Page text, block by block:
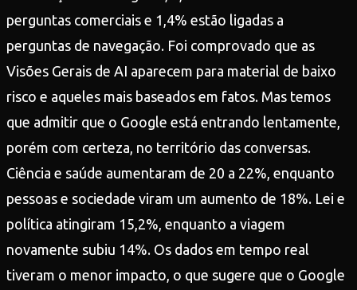
perguntas comerciais e 1,4% estão ligadas a
perguntas de navegação. Foi comprovado que as
Visões Gerais de AI aparecem para material de baixo
risco e aqueles mais baseados em fatos. Mas temos
que admitir que o Google está entrando lentamente,
porém com certeza, no território das conversas.
Ciência e saúde aumentaram de 20 a 22%, enquanto
pessoas e sociedade viram um aumento de 18%. Lei e
política atingiram 15,2%, enquanto a viagem
novamente subiu 14%. Os dados em tempo real
tiveram o menor impacto, o que sugere que o Google